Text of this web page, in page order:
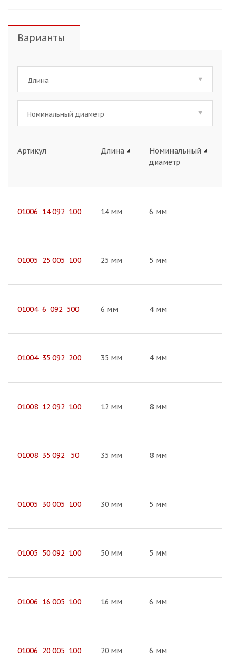
Варианты
Длина
Номинальный диаметр
Артикул Длина
Номинальный
диаметр
01006 14 092 100 14 мм 6 мм
01005 25 005 100 25 мм 5 мм
01004 6 092 500 6 мм 4 мм
01004 35 092 200 35 мм 4 мм
01008 12 092 100 12 мм 8 мм
01008 35 092 50 35 мм 8 мм
01005 30 005 100 30 мм 5 мм
01005 50 092 100 50 мм 5 мм
01006 16 005 100 16 мм 6 мм
01006 20 005 100 20 мм 6 мм